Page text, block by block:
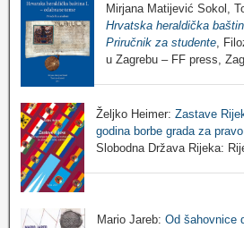
Mirjana Matijević Sokol,
Hrvatska heraldička
Priručnik za studente,
u Zagrebu – FF press,
Željko Heimer: Zastave
godina borbe grada za
Slobodna Država Rijeka:
Mario Jareb: Od šahovnice